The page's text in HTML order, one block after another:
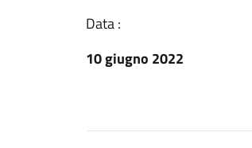
Data :
10 giugno 2022